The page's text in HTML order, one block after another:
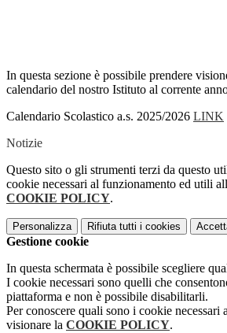
In questa sezione è possibile prendere
calendario del nostro Istituto al corrente
Calendario Scolastico a.s. 2025/2026 LINK
Notizie
Questo sito o gli strumenti terzi da questo
cookie necessari al funzionamento ed utili
COOKIE POLICY.
Personalizza Rifiuta tutti i cookies
Gestione cookie
In questa schermata è possibile scegliere
I cookie necessari sono quelli che
piattaforma e non è possibile disabilitarli.
Per conoscere quali sono i cookie necessari
visionare la COOKIE POLICY.